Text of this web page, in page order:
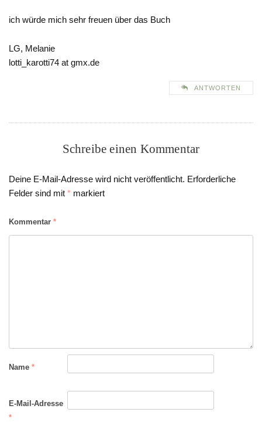
ich würde mich sehr freuen über das Buch
LG, Melanie
lotti_karotti74 at gmx.de
ANTWORTEN
Schreibe einen Kommentar
Deine E-Mail-Adresse wird nicht veröffentlicht. Erforderliche
Felder sind mit * markiert
Kommentar *
Name *
E-Mail-Adresse
*